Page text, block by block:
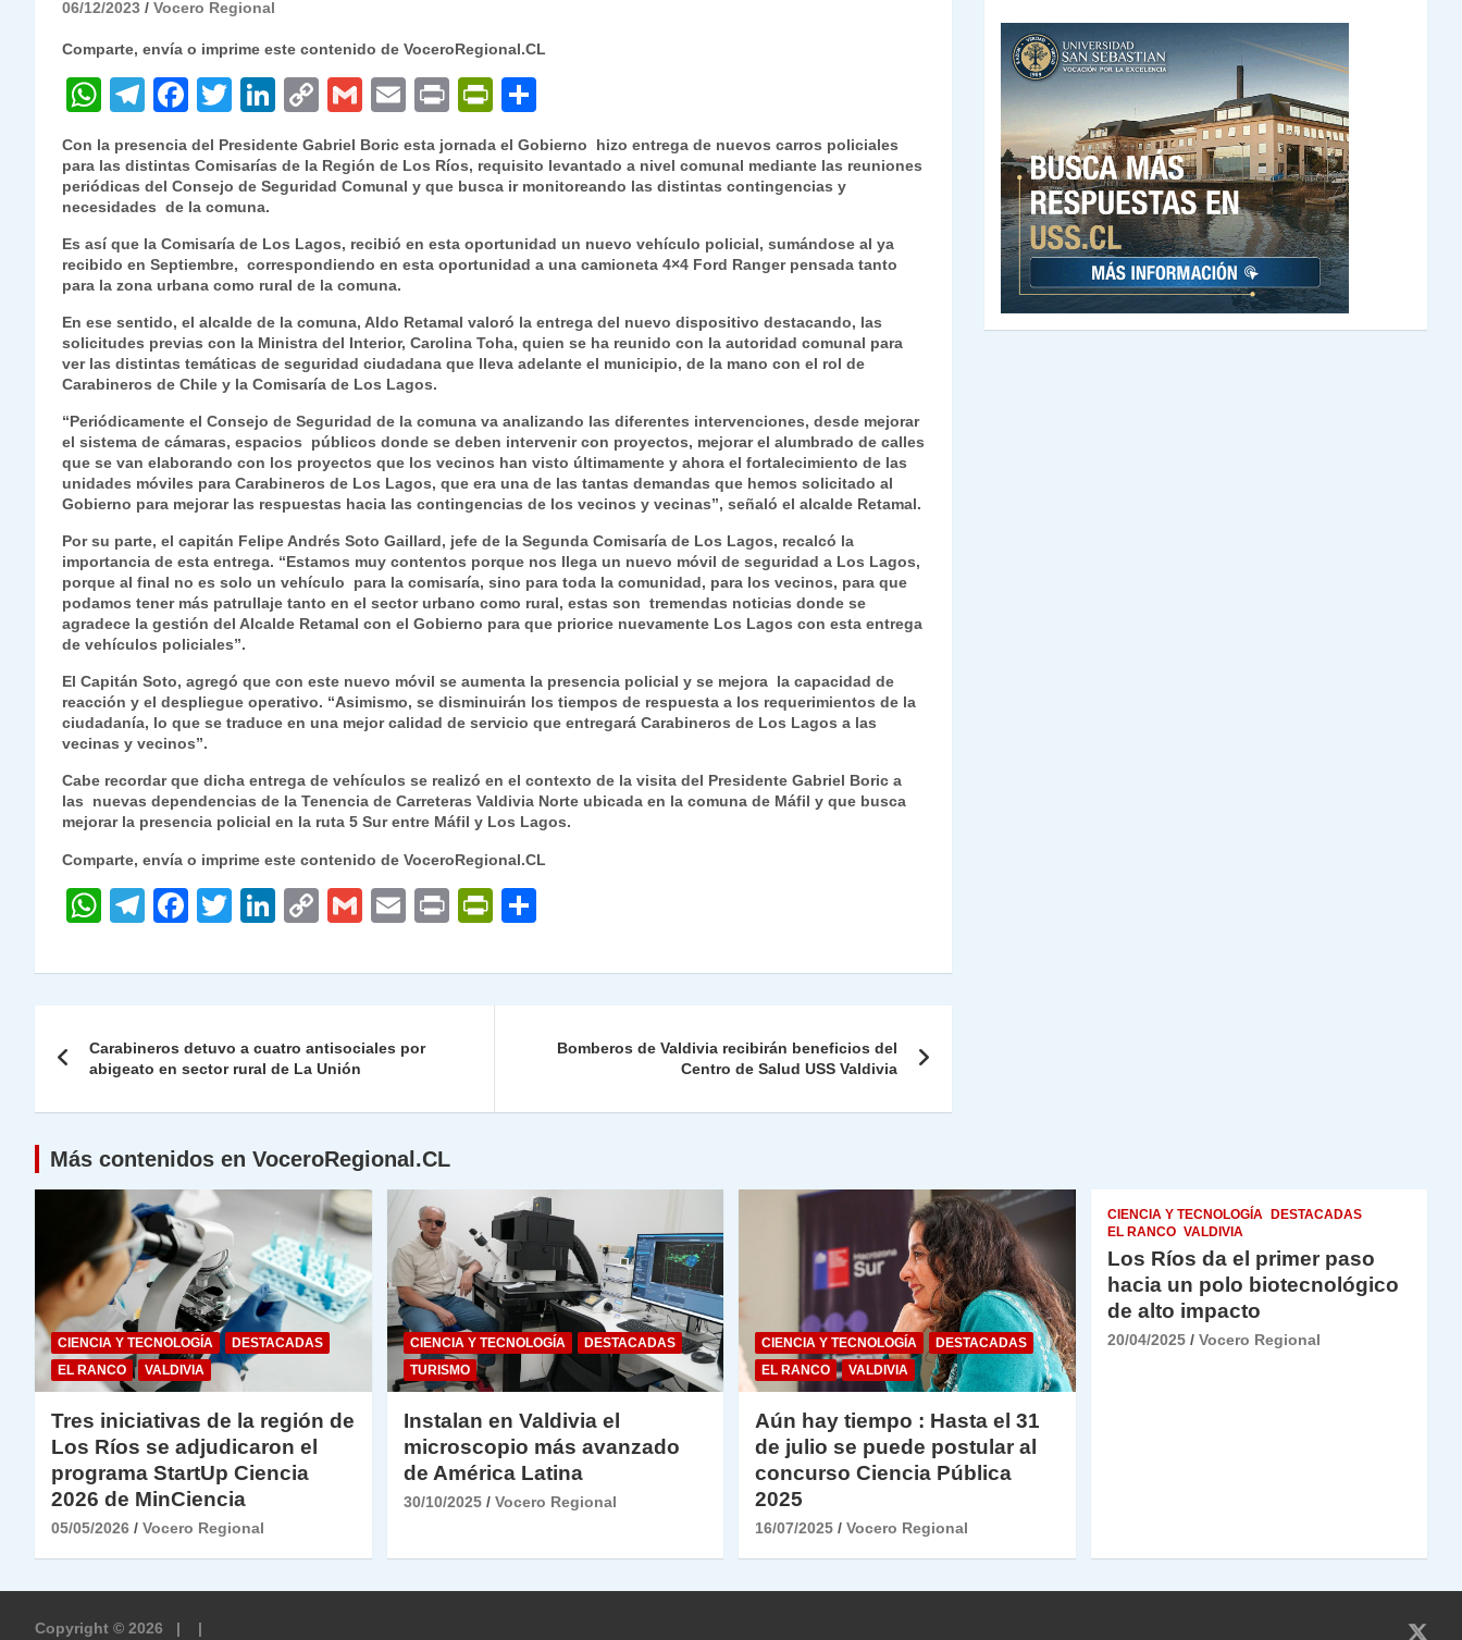
06/12/2023 Vocero Regional
Comparte, envía o imprime este contenido de VoceroRegional.CL
W
at
s
A
p
p
T
e
gr
a
m
F
a
c
e
b
o
o
k
T
w
itt
er
Li
n
k
e
dI
n
C
o
p
y
Li
n
k
G
m
ai
l
E
m
ai
l
P
nt
P
ri
nt
Fr
ie
n
y
o
m
p
ar
tir
Con la presencia del Presidente Gabriel Boric esta jornada el Gobierno hizo entrega de nuevos carros policiales
para las distintas Comisarías de la Región de Los Ríos, requisito levantado a nivel comunal mediante las reuniones
periódicas del Consejo de Seguridad Comunal y que busca ir monitoreando las distintas contingencias y
necesidades de la comuna.
Es así que la Comisaría de Los Lagos, recibió en esta oportunidad un nuevo vehículo policial, sumándose al ya
recibido en Septiembre, correspondiendo en esta oportunidad a una camioneta 4×4 Ford Ranger pensada tanto
para la zona urbana como rural de la comuna.
En ese sentido, el alcalde de la comuna, Aldo Retamal valoró la entrega del nuevo dispositivo destacando, las
solicitudes previas con la Ministra del Interior, Carolina Toha, quien se ha reunido con la autoridad comunal para
ver las distintas temáticas de seguridad ciudadana que lleva adelante el municipio, de la mano con el rol de
Carabineros de Chile y la Comisaría de Los Lagos.
“Periódicamente el Consejo de Seguridad de la comuna va analizando las diferentes intervenciones, desde mejorar
el sistema de cámaras, espacios públicos donde se deben intervenir con proyectos, mejorar el alumbrado de calles
que se van elaborando con los proyectos que los vecinos han visto últimamente y ahora el fortalecimiento de las
unidades móviles para Carabineros de Los Lagos, que era una de las tantas demandas que hemos solicitado al
Gobierno para mejorar las respuestas hacia las contingencias de los vecinos y vecinas”, señaló el alcalde Retamal.
Por su parte, el capitán Felipe Andrés Soto Gaillard, jefe de la Segunda Comisaría de Los Lagos, recalcó la
importancia de esta entrega. “Estamos muy contentos porque nos llega un nuevo móvil de seguridad a Los Lagos,
porque al final no es solo un vehículo para la comisaría, sino para toda la comunidad, para los vecinos, para que
podamos tener más patrullaje tanto en el sector urbano como rural, estas son tremendas noticias donde se
agradece la gestión del Alcalde Retamal con el Gobierno para que priorice nuevamente Los Lagos con esta entrega
de vehículos policiales”.
El Capitán Soto, agregó que con este nuevo móvil se aumenta la presencia policial y se mejora la capacidad de
reacción y el despliegue operativo. “Asimismo, se disminuirán los tiempos de respuesta a los requerimientos de la
ciudadanía, lo que se traduce en una mejor calidad de servicio que entregará Carabineros de Los Lagos a las
vecinas y vecinos”.
Cabe recordar que dicha entrega de vehículos se realizó en el contexto de la visita del Presidente Gabriel Boric a
las nuevas dependencias de la Tenencia de Carreteras Valdivia Norte ubicada en la comuna de Máfil y que busca
mejorar la presencia policial en la ruta 5 Sur entre Máfil y Los Lagos.
Comparte, envía o imprime este contenido de VoceroRegional.CL
W
at
A
p
p
T
e
a
m
F
c
b
o
o
k
T
itt
Li
k
dI
n
C
p
Li
n
k
G
ai
E
ai
P
nt
P
nt
dl
m
ar
de
entradas
Carabineros detuvo a cuatro antisociales por
abigeato en sector rural de La Unión
Bomberos de Valdivia recibirán beneficios del
Centro de Salud USS Valdivia
Más contenidos en VoceroRegional.CL
CIENCIA Y TECNOLOGÍA
DESTACADAS
EL RANCO
VALDIVIA
Tres iniciativas de la región de
Los Ríos se adjudicaron el
programa StartUp Ciencia
2026 de MinCiencia
05/05/2026 Vocero Regional
CIENCIA Y TECNOLOGÍA
DESTACADAS
TURISMO
Instalan en Valdivia el
microscopio más avanzado
de América Latina
30/10/2025 Vocero Regional
CIENCIA Y TECNOLOGÍA
DESTACADAS
EL RANCO
VALDIVIA
Aún hay tiempo : Hasta el 31
de julio se puede postular al
concurso Ciencia Pública
2025
16/07/2025 Vocero Regional
CIENCIA Y TECNOLOGÍA
DESTACADAS
EL RANCO VALDIVIA
Los Ríos da el primer paso
hacia un polo biotecnológico
de alto impacto
20/04/2025 Vocero Regional
Copyright © 2026